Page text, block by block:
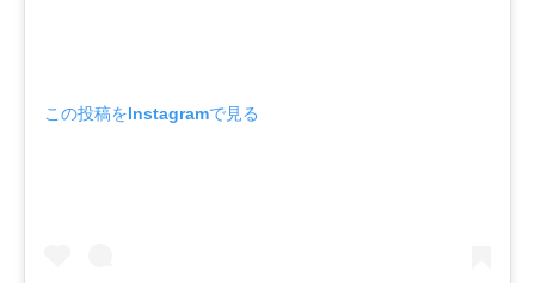
この投稿をInstagramで見る